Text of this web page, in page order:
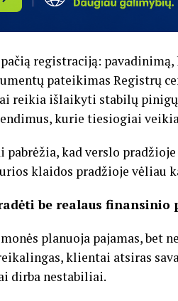
registraciją:
pateikimas Registrų
reikia išlaikyti stabilų
kurie tiesiogiai
pabrėžia, kad verslo
klaidos pradžioje vėliau
be realaus finansinio
planuoja pajamas, bet
klientai atsiras
dirba nestabiliai.